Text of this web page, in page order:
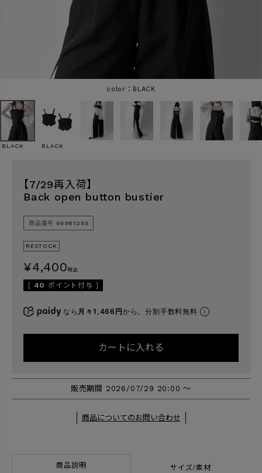
価格（税込）
〜
在庫なし商品
表示する 表示しない
BLACK
BLACK BLACK
【7/29再入荷】
Back open button bustier
商品番号 65981255
RESTOCK
¥4,400 税込
[ 40 ポイント付与 ]
なら 月々1,466円から。分割手数料無料
カートに入れる
販売期間 2026/07/29 20:00〜
商品についてのお問い合わせ
商品説明 サイズ/素材